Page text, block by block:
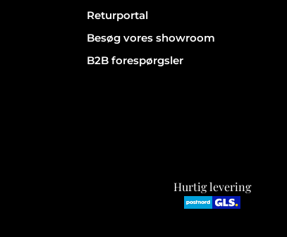
Returportal
Besøg vores showroom
B2B forespørgsler
Hurtig levering